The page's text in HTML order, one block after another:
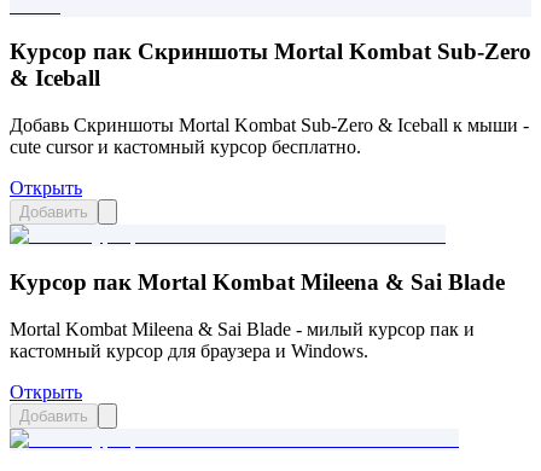
Курсор пак Скриншоты Mortal Kombat Sub-Zero
& Iceball
Добавь Скриншоты Mortal Kombat Sub-Zero & Iceball к мыши -
cute cursor и кастомный курсор бесплатно.
Открыть
Добавить
Курсор пак Mortal Kombat Mileena & Sai Blade
Mortal Kombat Mileena & Sai Blade - милый курсор пак и
кастомный курсор для браузера и Windows.
Открыть
Добавить